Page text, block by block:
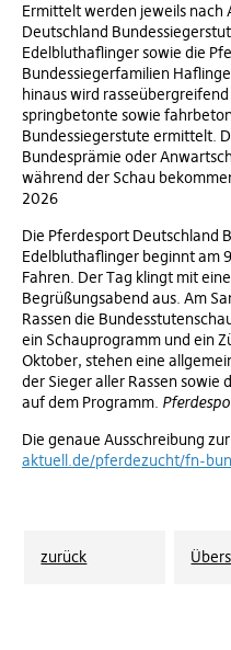
Ermittelt werden jeweils
Deutschland
Edelbluthaflinger sowie die
Bundessiegerfamilien
hinaus wird
springbetonte sowie
Bundessiegerstute ermittelt.
Bundesprämie oder
während der Schau
2026
Die Pferdesport Deutschland
Edelbluthaflinger beginnt am
Fahren. Der Tag klingt mit
Begrüßungsabend aus. Am
Rassen die
ein Schauprogramm und ein
Oktober, stehen eine
der Sieger aller Rassen sowie
auf dem Programm.
Die genaue Ausschreibung
aktuell.de/pferdezucht/fn-
zurück